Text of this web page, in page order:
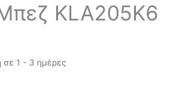
KLA205K6
1 - 3 ημέρες